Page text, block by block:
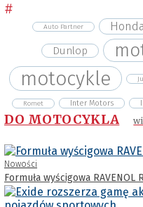
#
Auto Partner
Dunlop
motocykle
Romet Inter Motors
DO MOTOCYKLA
Nowości
Formuła wyścigowa